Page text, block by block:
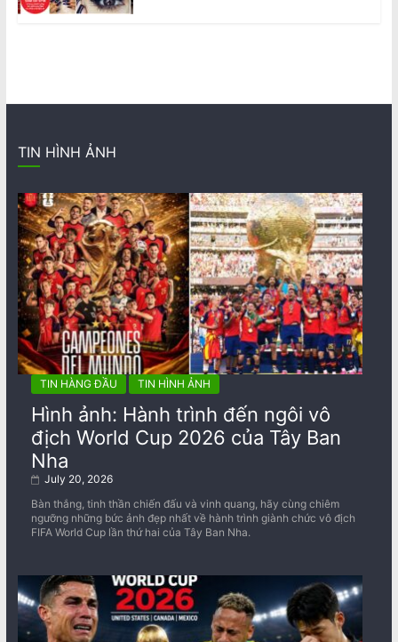
TIN HÌNH ẢNH
TIN HÀNG ĐẦU TIN HÌNH ẢNH
Hình ảnh: Hành trình đến ngôi vô
địch World Cup 2026 của Tây Ban
Nha
July 20, 2026
Bàn thắng, tinh thần chiến đấu và vinh quang, hãy cùng chiêm
ngưỡng những bức ảnh đẹp nhất về ​​hành trình giành chức vô địch
FIFA World Cup lần thứ hai của Tây Ban Nha.